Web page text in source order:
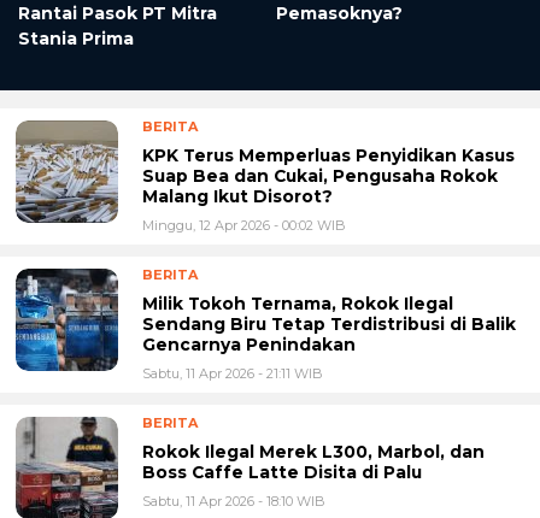
Rantai Pasok PT Mitra
Stania Prima
Pemasoknya?
BERITA
KPK Terus Memperluas Penyidikan Kasus
Suap Bea dan Cukai, Pengusaha Rokok
Malang Ikut Disorot?
Minggu, 12 Apr 2026 - 00:02 WIB
BERITA
Milik Tokoh Ternama, Rokok Ilegal
Sendang Biru Tetap Terdistribusi di Balik
Gencarnya Penindakan
Sabtu, 11 Apr 2026 - 21:11 WIB
BERITA
Rokok Ilegal Merek L300, Marbol, dan
Boss Caffe Latte Disita di Palu
Sabtu, 11 Apr 2026 - 18:10 WIB